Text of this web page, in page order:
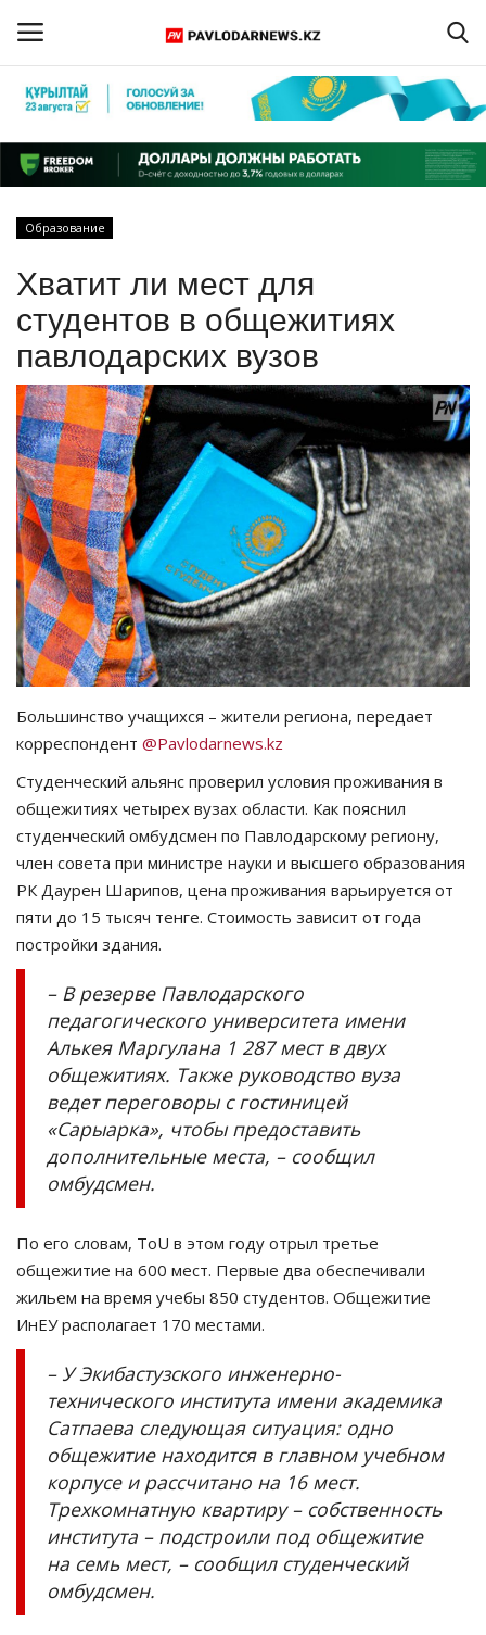
Регистрация
Главная
ПАВЛОДАРСКАЯ ОБЛАСТЬ
КАЗАХСТАН
МИР
СПЕЦПРОЕКТЫ
СПОРТ
Чек-лист
РАЗВЛЕЧЕНИЯ
OFFICIAL
Курултай
Язык
Қазақша Русский
Образование
Хватит ли мест для
студентов в общежитиях
павлодарских вузов
Большинство учащихся – жители региона, передает
корреспондент @Pavlodarnews.kz
Студенческий альянс проверил условия проживания в
общежитиях четырех вузах области. Как пояснил
студенческий омбудсмен по Павлодарскому региону,
член совета при министре науки и высшего образования
РК Даурен Шарипов, цена проживания варьируется от
пяти до 15 тысяч тенге. Стоимость зависит от года
постройки здания.
– В резерве Павлодарского
педагогического университета имени
Алькея Маргулана 1 287 мест в двух
общежитиях. Также руководство вуза
ведет переговоры с гостиницей
«Сарыарка», чтобы предоставить
дополнительные места, – сообщил
омбудсмен.
По его словам, ToU в этом году отрыл третье
общежитие на 600 мест. Первые два обеспечивали
жильем на время учебы 850 студентов. Общежитие
ИнЕУ располагает 170 местами.
– У Экибастузского инженерно-
технического института имени академика
Сатпаева следующая ситуация: одно
общежитие находится в главном учебном
корпусе и рассчитано на 16 мест.
Трехкомнатную квартиру – собственность
института – подстроили под общежитие
на семь мест, – сообщил студенческий
омбудсмен.